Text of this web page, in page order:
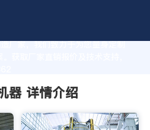
厂家，我们致力于为您量身定制
获取厂家直销报价及技术支持，
器 详情介绍